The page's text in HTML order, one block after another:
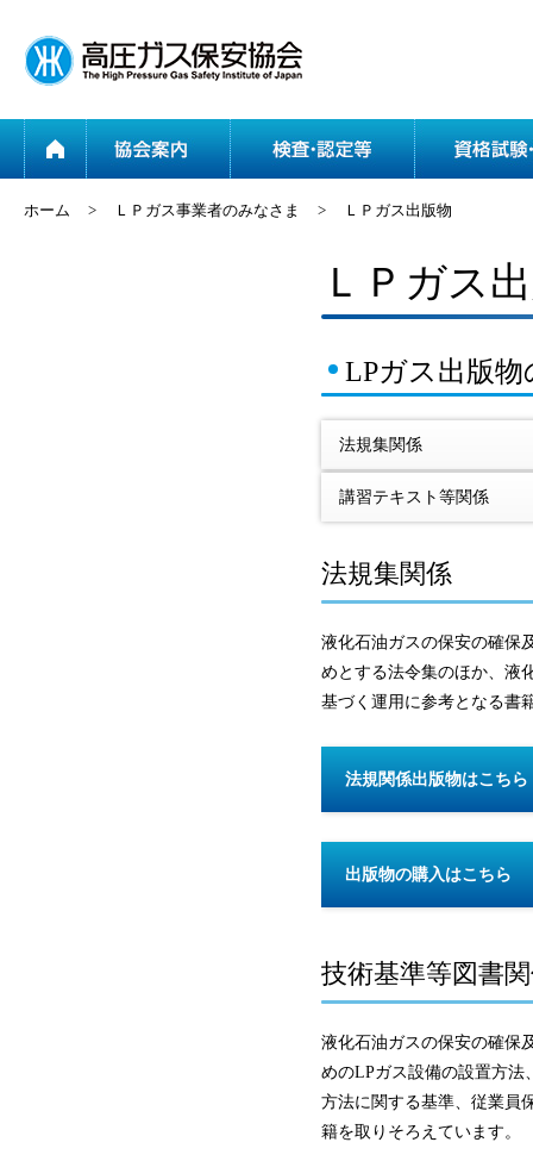
協会案内
ホーム > ＬＰガス事業者のみなさま > ＬＰガス出版物
ＬＰガス
LPガス出版物
法規集関係
講習テキスト等関係
法規集関係
液化石油ガスの保安の確保
めとする法令集のほか、液
基づく運用に参考となる書
法規関係出版物はこちら
出版物の購入はこちら
技術基準等図書
液化石油ガスの保安の確保
めのLPガス設備の設置方法
方法に関する基準、従業員
籍を取りそろえています。